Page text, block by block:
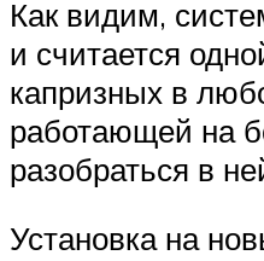
Как видим,
и считается
капризных в
работающей на
разобраться в
Установка на